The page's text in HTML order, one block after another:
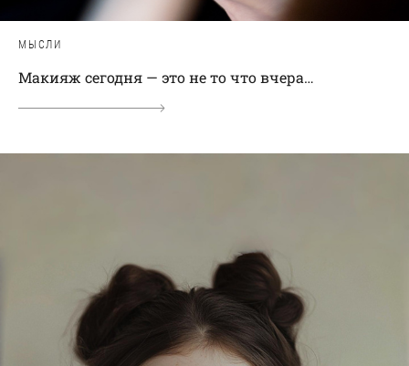
МЫСЛИ
Макияж сегодня — это не то что вчера…